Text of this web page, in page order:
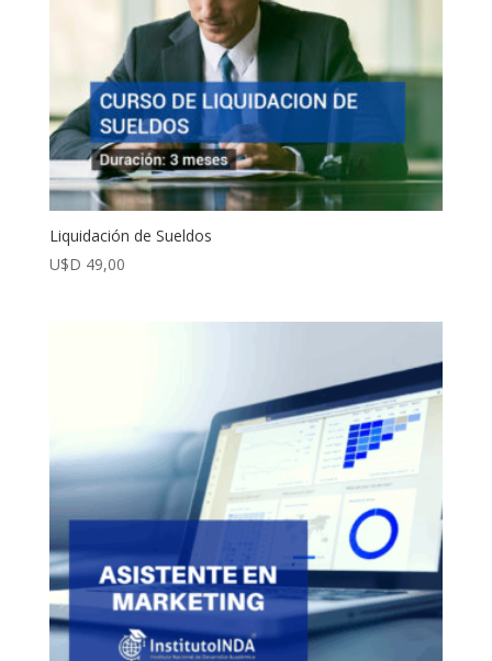
Liquidación de Sueldos
U$D 49,00